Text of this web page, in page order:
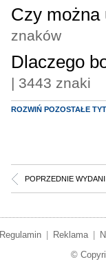
Czy można
znaków
Dlaczego
| 3443 znaki
ROZWIŃ POZOSTAŁE
POPRZEDNIE
Regulamin Reklama
©